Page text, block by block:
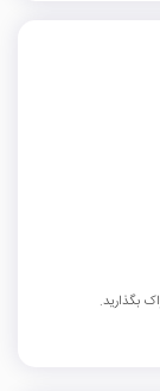
بگذارید.